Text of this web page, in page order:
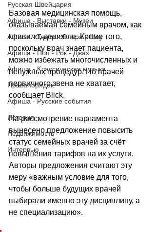
Русская Швейцария
Афиша - Выставки - Музеи
Афиша - Театр - Опера - Шоу
Афиша - Поп - Рок - Джаз
Афиша - Классическая музыка
Правопорядок
Афиша - Русские события
История
Недвижимость
Интервью
Базовая медицинская помощь,
оказываемая семейным врачом, как
правило, дешевле. Кроме того,
поскольку врач знает пациента,
можно избежать многочисленных и
ненужных процедур. Но врачей
первичного звена не хватает,
сообщает Blick.
На рассмотрение парламента
вынесено предложение повысить
статус семейных врачей за счёт
повышения тарифов на их услуги.
Авторы предложения считают эту
меру «важным условие для того,
чтобы больше будущих врачей
выбирали именно эту дисциплину, а
не специализацию».